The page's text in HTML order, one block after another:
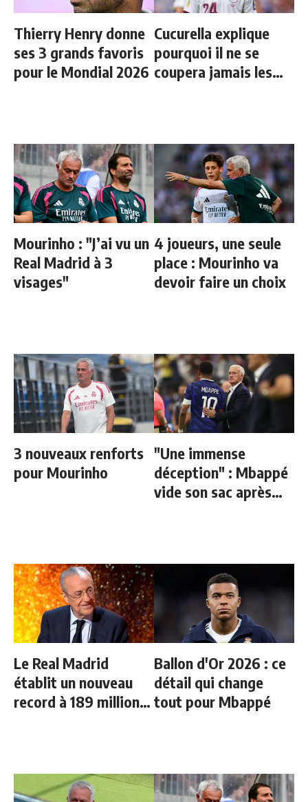
Thierry Henry donne
ses 3 grands favoris
pour le Mondial 2026
Cucurella explique
pourquoi il ne se
coupera jamais les
Mourinho : "J’ai vu un
Real Madrid à 3
visages"
4 joueurs, une seule
place : Mourinho va
devoir faire un choix
3 nouveaux renforts
pour Mourinho
"Une immense
déception" : Mbappé
vide son sac après
Le Real Madrid
établit un nouveau
record à 189 millions
Ballon d'Or 2026 : ce
détail qui change
tout pour Mbappé